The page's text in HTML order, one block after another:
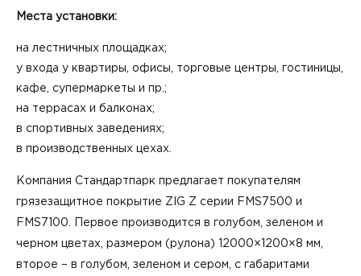
Места установки:
на лестничных площадках;
у входа у квартиры, офисы, торговые центры, гостиницы,
кафе, супермаркеты и пр.;
на террасах и балконах;
в спортивных заведениях;
в производственных цехах.
Компания Стандартпарк предлагает покупателям
грязезащитное покрытие ZIG Z серии FMS7500 и
FMS7100. Первое производится в голубом, зеленом и
черном цветах, размером (рулона) 12000×1200×8 мм,
второе – в голубом, зеленом и сером, с габаритами